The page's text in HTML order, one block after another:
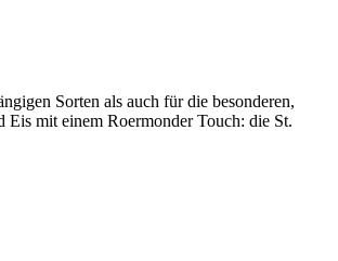
Sorten als auch für die besonderen,
mit einem Roermonder Touch: die St.